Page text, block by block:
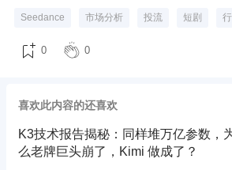
Seedance 市场分析 投流 短剧
0 0
喜欢此内容的还喜欢
K3技术报告揭秘：同样堆万亿参数，
么老牌巨头崩了，Kimi 做成了？